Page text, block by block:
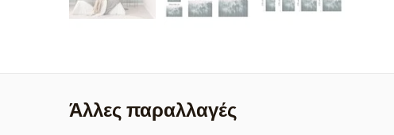
Άλλες παραλλαγές